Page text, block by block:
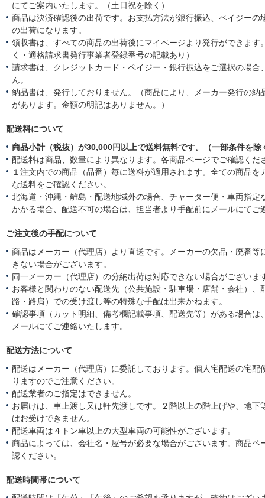
にてご案内いたします。（土日祝を除く）
商品は決済確認後の出荷です。お支払方法が銀行振込、ペイジーの
の出荷になります。
領収書は、すべての商品の出荷後にマイページより発行ができます
く・適格請求書発行事業者登録番号の記載あり）
請求書は、クレジットカード・ペイジー・銀行振込をご選択の場合
ん。
納品書は、発行しておりません。（商品により、メーカー発行の納
があります。金額の明記はありません。）
配送料について
商品小計（税抜）が30,000円以上で送料無料です。（一部条件を除
配送料は商品、数量により異なります。各商品ページでご確認くだ
１注文内での商品（品番）毎に送料が適用されます。全ての商品を
な送料をご確認ください。
北海道・沖縄・離島・配送地域外の場合、チャーター便・車両指定
かかる場合、配送不可の場合は、担当者より手配前にメールにてご
ご注文後の手配について
商品はメーカー（代理店）より直送です。メーカーの欠品・廃番等
きない場合がございます。
同一メーカー（代理店）の分納出荷は対応できない場合がございま
お客様と関わりのない配送先（公共施設・駐車場・店舗・会社）、
路・路肩）での受け渡し等の特殊な手配は出来かねます。
確認事項（カット明細、備考欄記載事項、配送先等）がある場合は
メールにてご連絡いたします。
配送方法について
配送はメーカー（代理店）に委託しております。個人宅配送の宅配
りますのでご注意ください。
配送業者のご指定はできません。
お届けは、車上渡し又は軒先渡しです。２階以上の階上げや、地下
はお受けできません。
配送車両は４トン車以上の大型車両の可能性がございます。
商品によっては、会社名・屋号が必要な場合がございます。商品ペ
認ください。
配送時間帯について